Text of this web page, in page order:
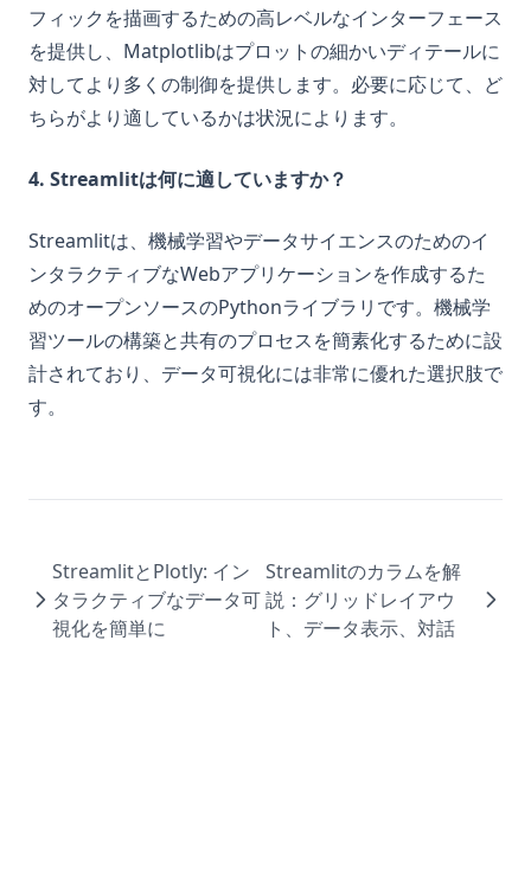
フィックを描画するための高レベルなインターフェース
を提供し、Matplotlibはプロットの細かいディテールに
対してより多くの制御を提供します。必要に応じて、ど
ちらがより適しているかは状況によります。
4. Streamlitは何に適していますか？
Streamlitは、機械学習やデータサイエンスのためのイ
ンタラクティブなWebアプリケーションを作成するた
めのオープンソースのPythonライブラリです。機械学
習ツールの構築と共有のプロセスを簡素化するために設
計されており、データ可視化には非常に優れた選択肢で
す。
StreamlitとPlotly: イン
タラクティブなデータ可
視化を簡単に
Streamlitのカラムを解
説：グリッドレイアウ
ト、データ表示、対話